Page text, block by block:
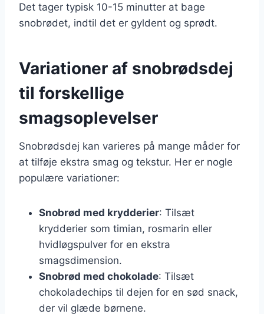
Det tager typisk 10-15 minutter at bage
snobrødet, indtil det er gyldent og sprødt.
Variationer af snobrødsdej
til forskellige
smagsoplevelser
Snobrødsdej kan varieres på mange måder for
at tilføje ekstra smag og tekstur. Her er nogle
populære variationer:
Snobrød med krydderier: Tilsæt
krydderier som timian, rosmarin eller
hvidløgspulver for en ekstra
smagsdimension.
Snobrød med chokolade: Tilsæt
chokoladechips til dejen for en sød snack,
der vil glæde børnene.